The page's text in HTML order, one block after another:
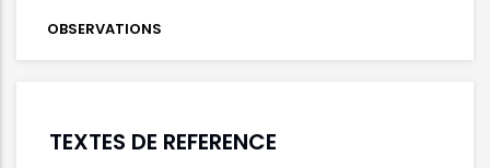
OBSERVATIONS
TEXTES DE REFERENCE